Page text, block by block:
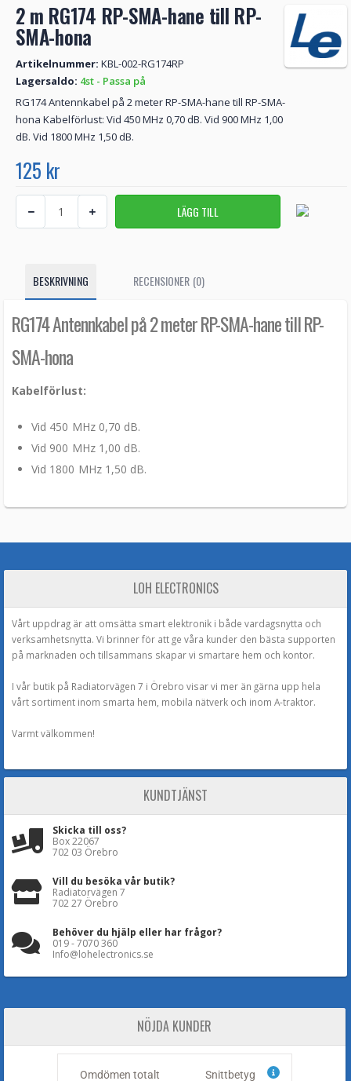
2 m RG174 RP-SMA-hane till RP-
SMA-hona
Artikelnummer: KBL-002-RG174RP
Lagersaldo: 4st - Passa på
RG174 Antennkabel på 2 meter RP-SMA-hane till RP-SMA-
hona Kabelförlust: Vid 450 MHz 0,70 dB. Vid 900 MHz 1,00
dB. Vid 1800 MHz 1,50 dB.
125 kr
BESKRIVNING RECENSIONER (0)
RG174 Antennkabel på 2 meter RP-SMA-hane till RP-
SMA-hona
Kabelförlust:
Vid 450 MHz 0,70 dB.
Vid 900 MHz 1,00 dB.
Vid 1800 MHz 1,50 dB.
LOH ELECTRONICS
Vårt uppdrag är att omsätta smart elektronik i både vardagsnytta och
verksamhetsnytta. Vi brinner för att ge våra kunder den bästa supporten
på marknaden och tillsammans skapar vi smartare hem och kontor.
I vår butik på Radiatorvägen 7 i Örebro visar vi mer än gärna upp hela
vårt sortiment inom smarta hem, mobila nätverk och inom A-traktor.
Varmt välkommen!
KUNDTJÄNST
Skicka till oss?
Box 22067
702 03 Örebro
Vill du besöka vår butik?
Radiatorvägen 7
702 27 Örebro
Behöver du hjälp eller har frågor?
019 - 7070 360
Info@lohelectronics.se
NÖJDA KUNDER